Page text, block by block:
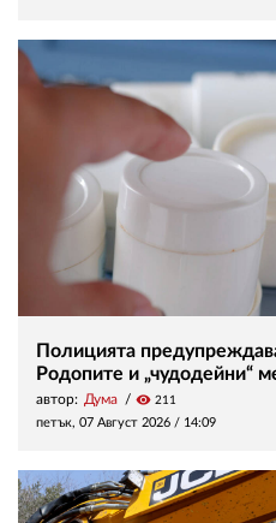
Полицията
Родопите и „чудодейни“
автор: Дума visibility 211
петък, 07 Август 2026 / 14:09